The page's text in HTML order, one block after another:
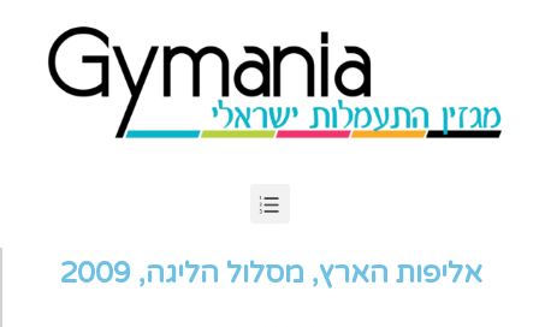
אליפות הארץ, מסלול הליגה, 2009